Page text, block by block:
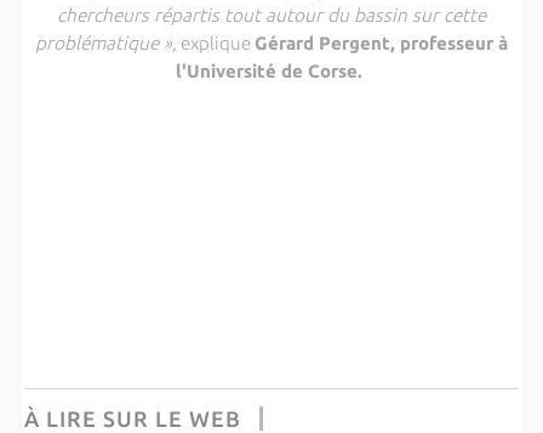
chercheurs répartis tout autour du bassin sur cette
problématique », explique Gérard Pergent, professeur à
l'Université de Corse.
À LIRE SUR LE WEB